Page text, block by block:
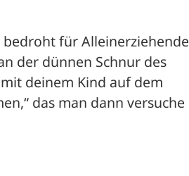
für Alleinerziehende
der dünnen Schnur des
deinem Kind auf dem
das man dann versuche